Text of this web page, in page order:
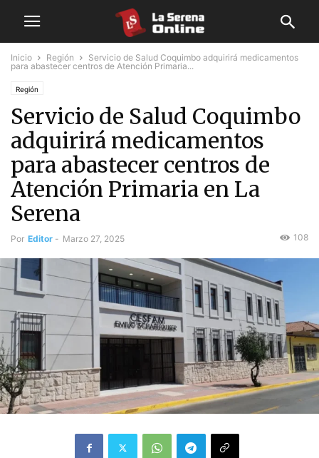
Inicio Región
Servicio de Salud Coquimbo adquirirá medicamentos
para abastecer centros de Atención Primaria...
Región
Servicio de Salud Coquimbo
adquirirá medicamentos
para abastecer centros de
Atención Primaria en La
Serena
Por Editor - Marzo 27, 2025 108